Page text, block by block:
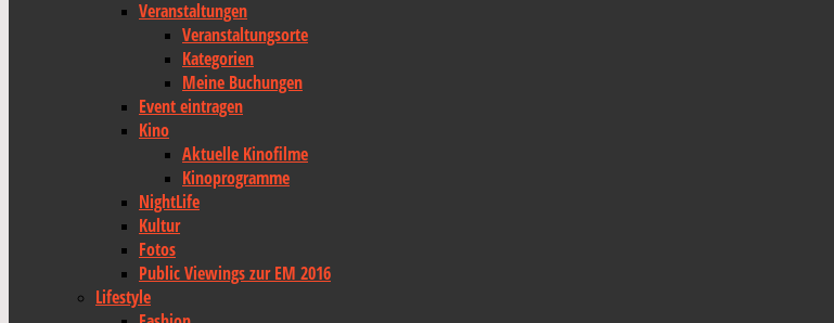
Veranstaltungen
Veranstaltungsorte
Kategorien
Meine Buchungen
Event eintragen
Kino
Aktuelle Kinofilme
Kinoprogramme
NightLife
Kultur
Fotos
Public Viewings zur EM 2016
Lifestyle